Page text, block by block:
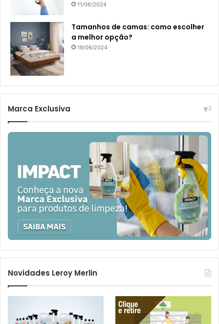
11/06/2024
Tamanhos de camas: como escolher
a melhor opção?
19/06/2024
Marca Exclusiva
Novidades Leroy Merlin